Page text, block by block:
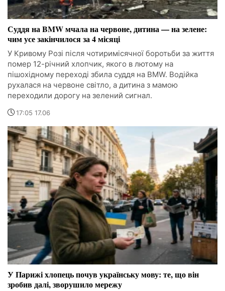
Суддя на BMW мчала на червоне, дитина — на зелене:
чим усе закінчилося за 4 місяці
У Кривому Розі після чотиримісячної боротьби за життя
помер 12-річний хлопчик, якого в лютому на
пішохідному переході збила суддя на BMW. Водійка
рухалася на червоне світло, а дитина з мамою
переходили дорогу на зелений сигнал.
17:05 17.06
У Парижі хлопець почув українську мову: те, що він
зробив далі, зворушило мережу